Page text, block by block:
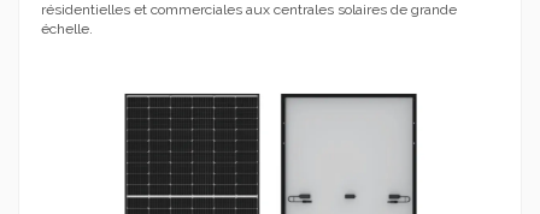
résidentielles et commerciales aux centrales solaires de grande
échelle.